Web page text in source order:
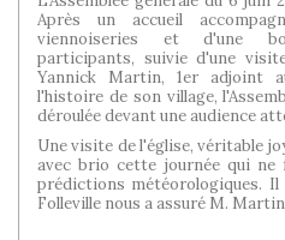
Après un accueil
viennoiseries et d'une
participants, suivie d'une
Yannick Martin, 1er adjoint
l'histoire de son village,
déroulée devant une audience
Une visite de l'église, véritable
avec brio cette journée qui ne
prédictions météorologiques.
Folleville nous a assuré M.